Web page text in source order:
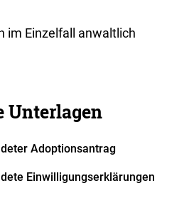
im Einzelfall anwaltlich
Unterlagen
Adoptionsantrag
Einwilligungserklärungen